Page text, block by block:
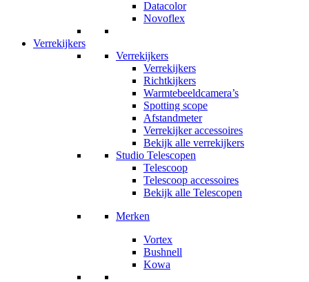
Datacolor
Novoflex
Verrekijkers
Verrekijkers
Verrekijkers
Richtkijkers
Warmtebeeldcamera’s
Spotting scope
Afstandmeter
Verrekijker accessoires
Bekijk alle verrekijkers
Studio Telescopen
Telescoop
Telescoop accessoires
Bekijk alle Telescopen
Merken
Vortex
Bushnell
Kowa